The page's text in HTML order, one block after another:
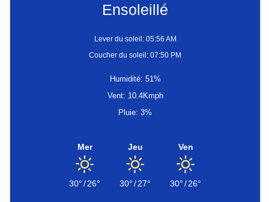
Ensoleillé
Lever du soleil: 05:56 AM
Coucher du soleil: 07:50 PM
Humidité: 51%
Vent: 10.4Kmph
Pluie: 3%
Mer
30°/26°
Jeu
30°/27°
Ven
30°/26°